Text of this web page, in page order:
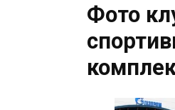
Фото